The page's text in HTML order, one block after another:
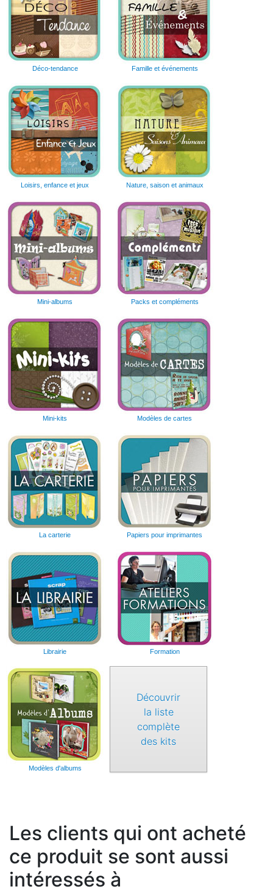
Déco-tendance Famille et événements
Loisirs, enfance et jeux Nature, saison et animaux
Mini-albums Packs et compléments
Mini-kits Modèles de cartes
La carterie Papiers pour imprimantes
Librairie Formation
Modèles d'albums
Découvrir
la liste
complète
des kits
Les clients qui ont acheté
ce produit se sont aussi
intéressés à